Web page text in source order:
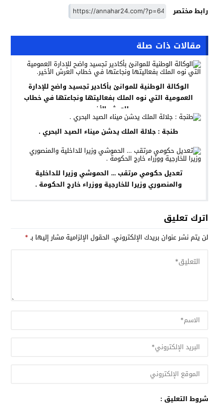
رابط مختصر
مقالات ذات صلة
الوكالة الوطنية للموانئ بأكادير تجسيد واضح للإدارة
العمومية التي نوه الملك بفعاليتها ونجاعتها في خطاب
العرش الأخير.
طنجة : جلالة الملك يدشن ميناء الصيد البحري .
تعديل حكومي مرتقب … الحموشي وزيرا للداخلية
والمنصوري وزيرا للخارجية ووزراء خارج الحكومة .
اترك تعليق
لن يتم نشر عنوان بريدك الإلكتروني. الحقول الإلزامية مشار إليها بـ*
شروط التعليق :